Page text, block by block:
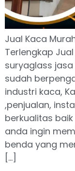
Jual Kaca
Terlengkap
suryaglass
sudah
industri kaca,
,penjualan,
berkualitas
anda ingin
benda yang
[…]